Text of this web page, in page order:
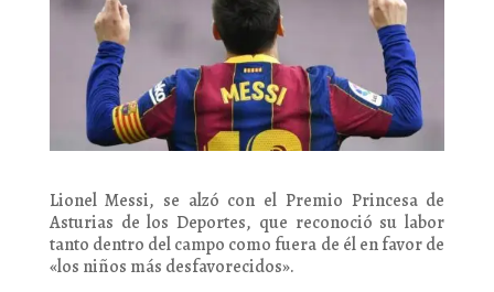
Lionel Messi, se alzó con el Premio Princesa de
Asturias de los Deportes, que reconoció su labor
tanto dentro del campo como fuera de él en favor de
«los niños más desfavorecidos».